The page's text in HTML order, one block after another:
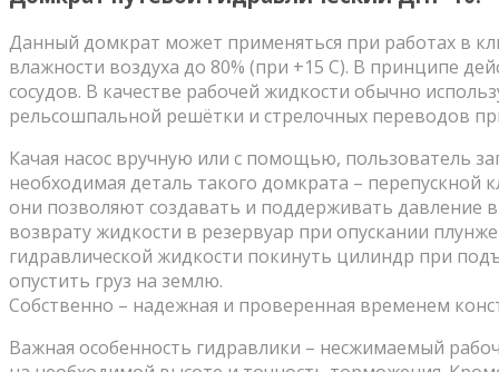
Данный домкрат может применяться при работах в
влажности воздуха до 80% (при +15 С). В принципе
сосудов. В качестве рабочей жидкости обычно
рельсошпальной решётки и стрелочных переводов
Качая насос вручную или с помощью, пользователь
необходимая деталь такого домкрата –
они позволяют создавать и поддерживать давление
возврату жидкости в резервуар при опускании
гидравлической жидкости покинуть цилиндр при
опустить груз на землю.
Собственно – надежная и проверенная временем
Важная особенность гидравлики – несжимаемый